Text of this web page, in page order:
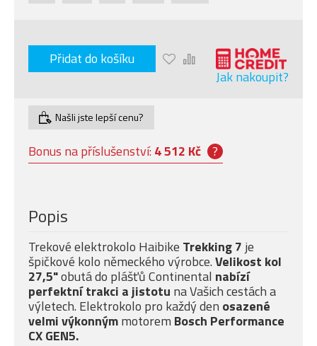
Přidat do košíku
Jak nakoupit?
Našli jste lepší cenu?
Bonus na příslušenství: 4 512 Kč ?
Popis
Trekové elektrokolo Haibike Trekking 7 je
špičkové kolo německého výrobce.Velikost kol
27,5"obutá do plášťů Continental nabízí
perfektní trakci a jistotu na Vašich cestách a
výletech. Elektrokolo pro každý den osazené
velmivýkonnýmmotorem Bosch Performance
CX GEN5.